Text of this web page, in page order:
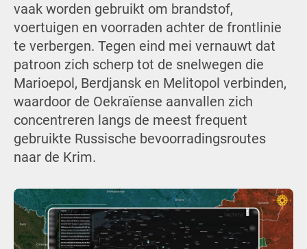
vaak worden gebruikt om brandstof,
voertuigen en voorraden achter de frontlinie
te verbergen. Tegen eind mei vernauwt dat
patroon zich scherp tot de snelwegen die
Marioepol, Berdjansk en Melitopol verbinden,
waardoor de Oekraïense aanvallen zich
concentreren langs de meest frequent
gebruikte Russische bevoorradingsroutes
naar de Krim.